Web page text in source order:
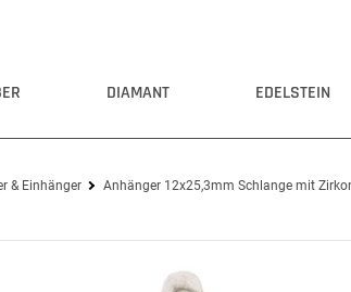
DIAMANT EDELSTEIN
& Einhänger Anhänger 12x25,3mm Schlange mit